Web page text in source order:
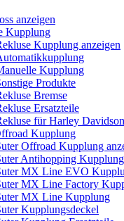
anzeigen
Kupplung
Kupplung anzeigen
Kupplung
Produkte
Bremse
Ersatzteile
für Harley Davidson
Kupplung
Offroad Kupplung
Antihopping Kupplung
MX Line EVO
MX Line Factory
MX Line Kupplung
Kupplungsdeckel